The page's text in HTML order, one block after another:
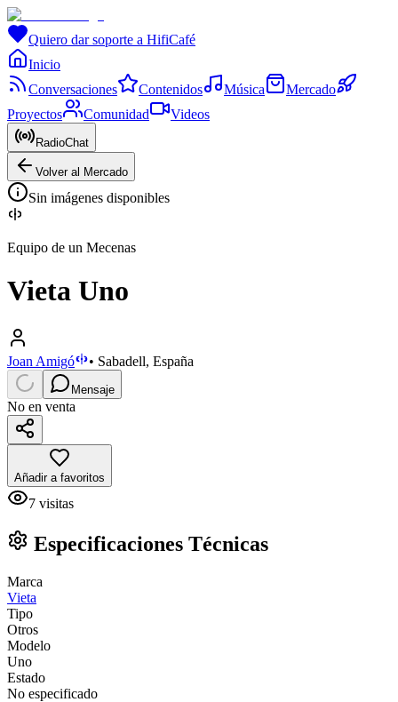
Quiero dar soporte a HifiCafé
Inicio
Conversaciones
Contenidos Música
Mercado
Proyectos
Comunidad Videos
RadioChat
Volver al Mercado
Sin imágenes disponibles
Equipo de un Mecenas
Vieta Uno
Joan Amigó • Sabadell, España
Mensaje
No en venta
Añadir a favoritos
7 visitas
Especificaciones Técnicas
Marca
Vieta
Tipo
Otros
Modelo
Uno
Estado
No especificado